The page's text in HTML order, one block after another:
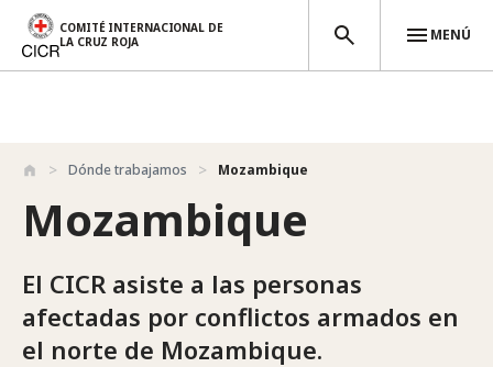
Pasar al contenido principal
COMITÉ INTERNACIONAL DE
LA CRUZ ROJA
MENÚ
Dónde trabajamos Mozambique
Mozambique
El CICR asiste a las personas
afectadas por conflictos armados en
el norte de Mozambique.